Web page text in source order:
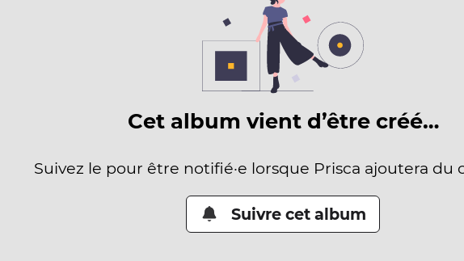
Cet album vient d’être créé…
Suivez le pour être notifié·e lorsque Prisca ajoutera du
Suivre cet album